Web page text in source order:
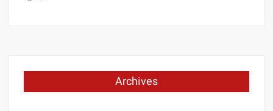
Archives